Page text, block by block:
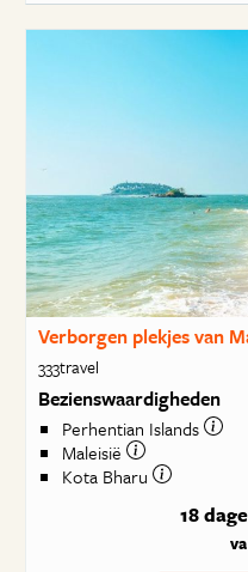
Verborgen plekjes van
333travel
Bezienswaardigheden
Perhentian Islands
Maleisië
Kota Bharu
18
va